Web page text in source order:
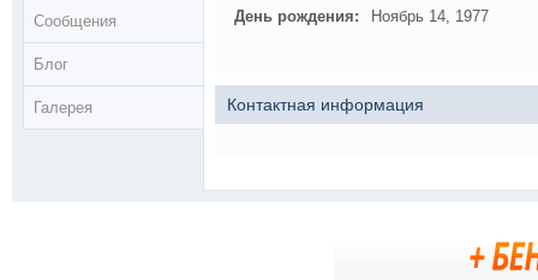
Сообщения
Блог
Галерея
День рождения:
Ноябрь 14, 1977
Контактная информация